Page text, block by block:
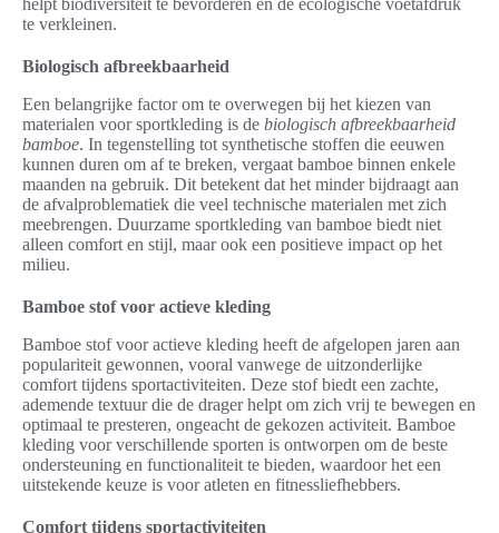
helpt biodiversiteit te bevorderen en de ecologische voetafdruk
te verkleinen.
Biologisch afbreekbaarheid
Een belangrijke factor om te overwegen bij het kiezen van
materialen voor sportkleding is de biologisch afbreekbaarheid
bamboe. In tegenstelling tot synthetische stoffen die eeuwen
kunnen duren om af te breken, vergaat bamboe binnen enkele
maanden na gebruik. Dit betekent dat het minder bijdraagt aan
de afvalproblematiek die veel technische materialen met zich
meebrengen. Duurzame sportkleding van bamboe biedt niet
alleen comfort en stijl, maar ook een positieve impact op het
milieu.
Bamboe stof voor actieve kleding
Bamboe stof voor actieve kleding heeft de afgelopen jaren aan
populariteit gewonnen, vooral vanwege de uitzonderlijke
comfort tijdens sportactiviteiten. Deze stof biedt een zachte,
ademende textuur die de drager helpt om zich vrij te bewegen en
optimaal te presteren, ongeacht de gekozen activiteit. Bamboe
kleding voor verschillende sporten is ontworpen om de beste
ondersteuning en functionaliteit te bieden, waardoor het een
uitstekende keuze is voor atleten en fitnessliefhebbers.
Comfort tijdens sportactiviteiten